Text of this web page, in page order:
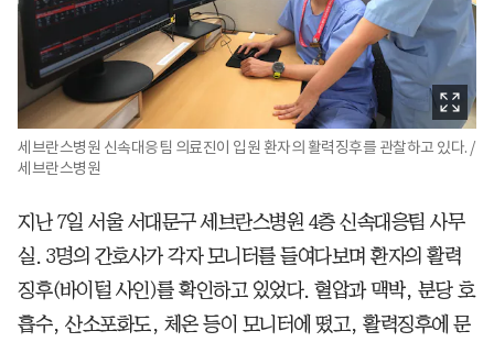
세브란스병원 신속대응팀 의료진이 입원 환자의 활력징후를 관찰하고 있다. /
세브란스병원
지난 7일 서울 서대문구 세브란스병원 4층 신속대응팀 사무
실. 3명의 간호사가 각자 모니터를 들여다보며 환자의 활력
징후(바이털 사인)를 확인하고 있었다. 혈압과 맥박, 분당 호
흡수, 산소포화도, 체온 등이 모니터에 떴고, 활력징후에 문